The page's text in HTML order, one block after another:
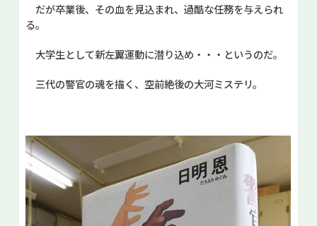
だが卒業後、その血を見込まれ、過酷な任務を与えられ
る。
大学生として新左翼運動に潜り込め・・・というのだ。
三代の警官の魂を描く、空前絶後の大河ミステリ。